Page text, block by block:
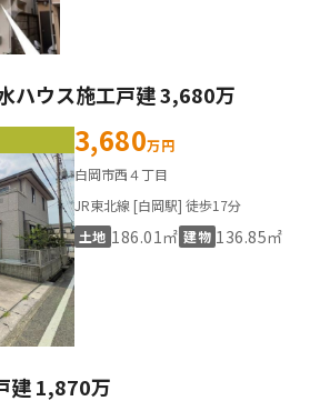
ハウス施工戸建 3,680万
3,680万円
白岡市西４丁目
JR東北線 [白岡駅] 徒歩17分
土地 186.01㎡ 建物 136.85㎡
建 1,870万